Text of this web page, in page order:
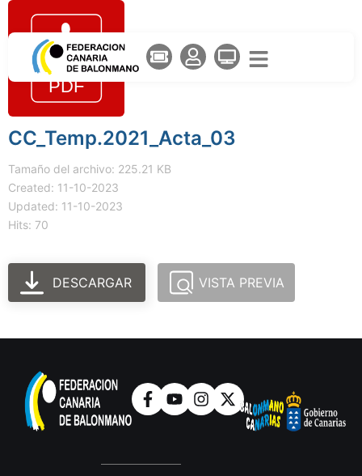
CC_Temp.2021_Acta_03
Tamaño del archivo: 225.21 KB
Created: 11-10-2023
Updated: 11-10-2023
Hits: 70
DESCARGAR VISTA PREVIA